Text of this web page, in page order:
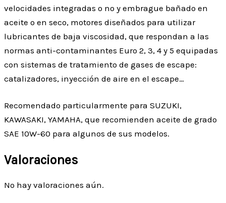
velocidades integradas o no y embrague bañado en
aceite o en seco, motores diseñados para utilizar
lubricantes de baja viscosidad, que respondan a las
normas anti-contaminantes Euro 2, 3, 4 y 5 equipadas
con sistemas de tratamiento de gases de escape:
catalizadores, inyección de aire en el escape…
Recomendado particularmente para SUZUKI,
KAWASAKI, YAMAHA, que recomienden aceite de grado
SAE 10W-60 para algunos de sus modelos.
Valoraciones
No hay valoraciones aún.